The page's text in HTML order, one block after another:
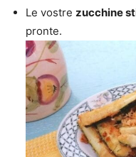
Le vostre zucchine
pronte.